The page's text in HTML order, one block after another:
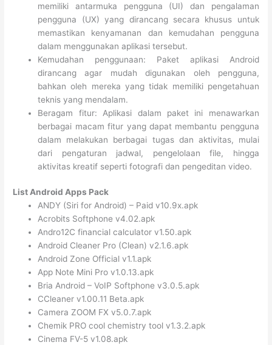
memiliki antarmuka pengguna (UI) dan pengalaman
pengguna (UX) yang dirancang secara khusus untuk
memastikan kenyamanan dan kemudahan pengguna
dalam menggunakan aplikasi tersebut.
Kemudahan penggunaan: Paket aplikasi Android
dirancang agar mudah digunakan oleh pengguna,
bahkan oleh mereka yang tidak memiliki pengetahuan
teknis yang mendalam.
Beragam fitur: Aplikasi dalam paket ini menawarkan
berbagai macam fitur yang dapat membantu pengguna
dalam melakukan berbagai tugas dan aktivitas, mulai
dari pengaturan jadwal, pengelolaan file, hingga
aktivitas kreatif seperti fotografi dan pengeditan video.
List Android Apps Pack
ANDY (Siri for Android) – Paid v10.9x.apk
Acrobits Softphone v4.02.apk
Andro12C financial calculator v1.50.apk
Android Cleaner Pro (Clean) v2.1.6.apk
Android Zone Official v1.1.apk
App Note Mini Pro v1.0.13.apk
Bria Android – VoIP Softphone v3.0.5.apk
CCleaner v1.00.11 Beta.apk
Camera ZOOM FX v5.0.7.apk
Chemik PRO cool chemistry tool v1.3.2.apk
Cinema FV-5 v1.08.apk